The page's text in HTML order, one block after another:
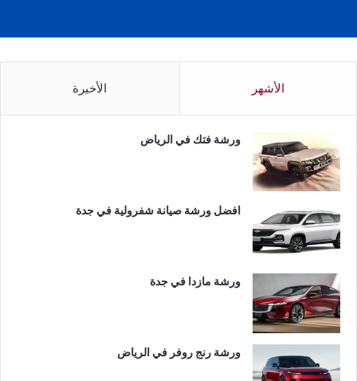
الأشهر الأخيرة
ورشة فتك في الرياض
افضل ورشة صيانة شفرولية في جدة
ورشة مازدا في جدة
ورشة رنج روفر في الرياض